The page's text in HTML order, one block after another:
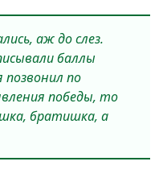
аж до слез.
баллы
позвонил по
победы, то
братишка, а